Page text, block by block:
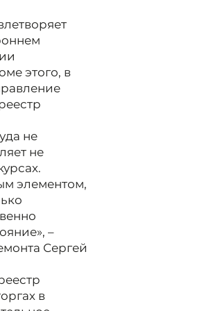
этого, в
не
не
элементом,
–
Сергей
в